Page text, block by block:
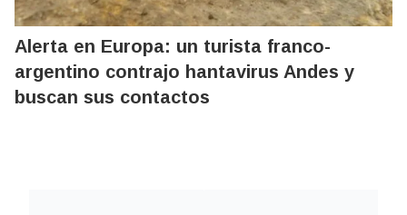
Alerta en Europa: un turista franco-
argentino contrajo hantavirus Andes y
buscan sus contactos